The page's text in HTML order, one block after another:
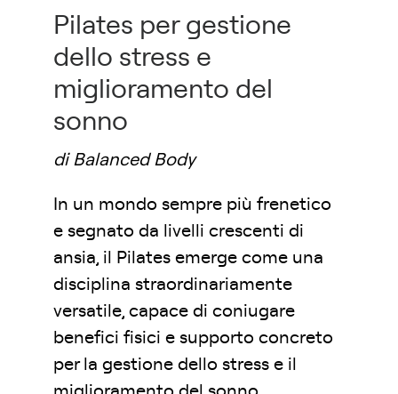
Pilates per gestione
dello stress e
miglioramento del
sonno
di Balanced Body
In un mondo sempre più frenetico
e segnato da livelli crescenti di
ansia, il Pilates emerge come una
disciplina straordinariamente
versatile, capace di coniugare
benefici fisici e supporto concreto
per la gestione dello stress e il